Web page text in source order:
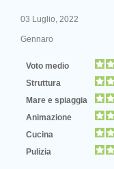
03 Luglio, 2022
Gennaro
Voto medio
Struttura
Mare e spiaggia
Animazione
Cucina
Pulizia